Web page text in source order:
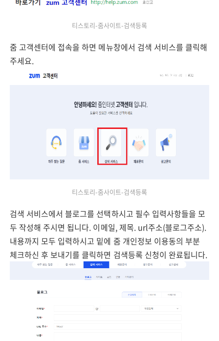
티스토리-줌사이트-검색등록
줌 고객센터에 접속을 하면 메뉴창에서 검색 서비스를 클릭해
주세요.
티스토리-줌사이트-검색등록
검색 서비스에서 블로그를 선택하시고 필수 입력사항들을 모
두 작성해 주시면 됩니다. 이메일, 제목. url주소(블로그주소).
내용까지 모두 입력하시고 밑에 줌 개인정보 이용동의 부분
체크하신 후 보내기를 클릭하면 검색등록 신청이 완료됩니다.